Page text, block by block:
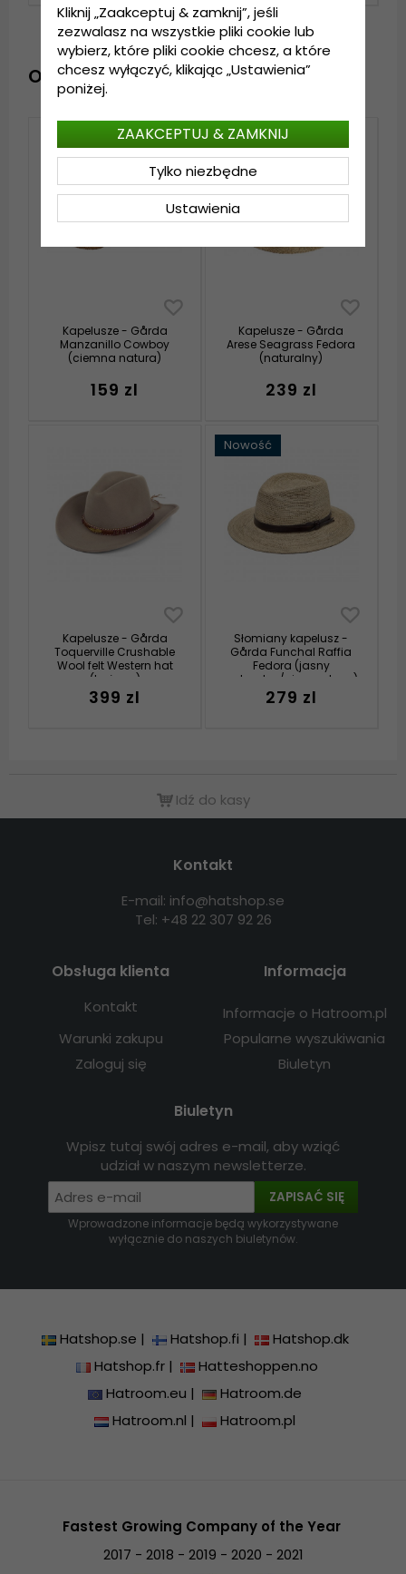
OSTATNIO OGLĄDANE PRODUKTY
Kapelusze - Gårda
Manzanillo Cowboy
(ciemna natura)
159 zl
Kapelusze - Gårda
Arese Seagrass Fedora
(naturalny)
239 zl
Kapelusze - Gårda
Toquerville Crushable
Wool felt Western hat
(beżowy)
399 zl
Nowość
Słomiany kapelusz -
Gårda Funchal Raffia
Fedora (jasny
naturalny/ciemny brąz)
279 zl
Idź do kasy
Kontakt
E-mail: info@hatshop.se
Tel: +48 22 307 92 26
Obsługa klienta
Kontakt
Warunki zakupu
Zaloguj się
Informacja
Informacje o Hatroom.pl
Popularne wyszukiwania
Biuletyn
Biuletyn
Wpisz tutaj swój adres e-mail, aby wziąć
udział w naszym newsletterze.
ZAPISAĆ SIĘ
Wprowadzone informacje będą wykorzystywane
wyłącznie do naszych biuletynów.
Hatshop.se | Hatshop.fi |
Hatshop.dk
Hatshop.fr|
Hatteshoppen.no
Hatroom.eu |
Hatroom.de
Hatroom.nl | Hatroom.pl
Fastest Growing Company of the Year
2017 - 2018 - 2019 - 2020 - 2021
Kliknij „Zaakceptuj & zamknij”, jeśli
zezwalasz na wszystkie pliki cookie lub
wybierz, które pliki cookie chcesz, a które
chcesz wyłączyć, klikając „Ustawienia”
poniżej.
Ustawienia
Tylko niezbędne
ZAAKCEPTUJ & ZAMKNIJ